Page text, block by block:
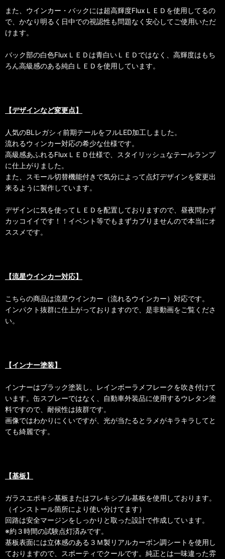
また、ウインカー・バックには超高輝度FluxＬＥＤを使用してるの
で、かなり明るく日中での視認性も問題なく安心してご使用いただ
けます。
バック部の白色FluxＬＥＤは青白いＬＥＤではなく、高輝度はもち
ろん高級感のある純白ＬＥＤを使用しています。
【デザインなど変更点】
人気のBLレガシィ前期テールをフルLED加工しました。
流れるウィンカー対応の希少な仕様です。
高級感あふれるFluxＬＥＤ仕様で、スタイリッシュなテールランプ
に仕上がりました。
また、スモール切替機能付きで気分によって点灯デザインを変更出
来るように製作しています。
デザインに気を使ってＬＥＤを配置しておりますので、昼夜問わず
カッコイイです！！イベント等でもまずカブりませんので本当にオ
ススメです。
【流星ウインカー対応】
こちらの商品は流星ウインカー（流れるウインカー）対応です。
インパクト抜群に仕上がっておりますので、是非動画をご覧くださ
い。
【インナー塗装】
インナーはブラック塗装し、レインボーラメフレークを吹き付けて
います。缶スプレーではなく、自動車外装品に使用するウレタン塗
料ですので、耐候性は抜群です。
画像ではわかりにくいですが、光が当たるとラメがキラキラしてと
ても綺麗です。
【基板】
ガラスエポキシ基板またはフレキシブル基板を使用しております。
（インストール箇所により使い分けてます）
回路は安全マージンをしっかりと取った設計で作成しています。
※約３時間の試験点灯済みです。
基板表面には立体感のある３Ｍ製リアルカーボン調シートを使用し
ておりますので、スポーティでクールです。純正とは一味違った雰